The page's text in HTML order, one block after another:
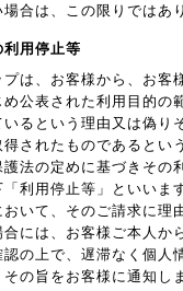
合は、この限りではあ
用停止等
プは、お客様から、お客
め公表された利用目的の
いるという理由又は偽り
得されたものであるとい
護法の定めに基づきその
「利用停止等」といいま
おいて、そのご請求に理
合には、お客様ご本人か
認の上で、遅滞なく個人
その旨をお客様に通知し